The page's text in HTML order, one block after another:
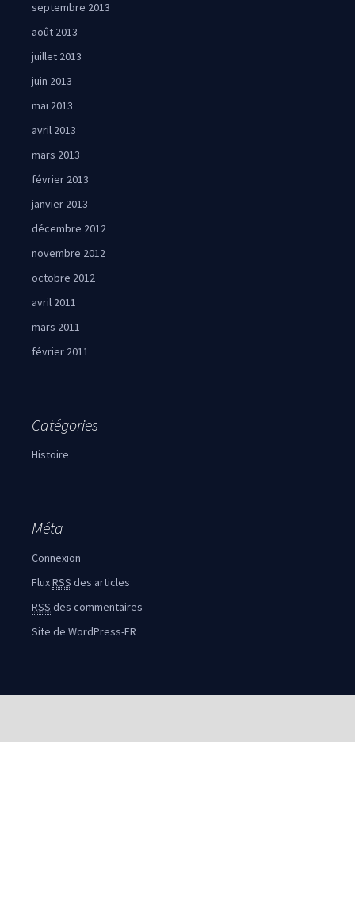
septembre 2013
août 2013
juillet 2013
juin 2013
mai 2013
avril 2013
mars 2013
février 2013
janvier 2013
décembre 2012
novembre 2012
octobre 2012
avril 2011
mars 2011
février 2011
Catégories
Histoire
Méta
Connexion
FluxRSS des articles
RSS des commentaires
Site de WordPress-FR